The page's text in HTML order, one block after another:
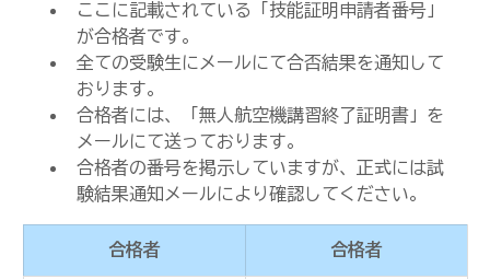
ここに記載されている「技能証明申請者番号」
が合格者です。
全ての受験生にメールにて合否結果を通知して
おります。
合格者には、「無人航空機講習終了証明書」を
メールにて送っております。
合格者の番号を掲示していますが、正式には試
験結果通知メールにより確認してください。
合格者 合格者